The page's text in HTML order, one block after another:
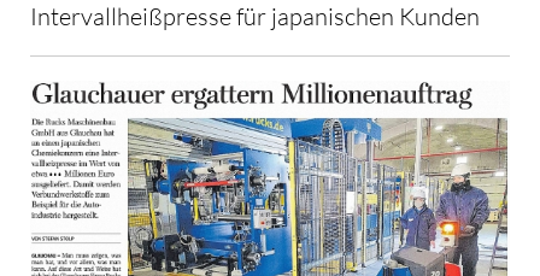
Intervallheißpresse für japanischen Kunden